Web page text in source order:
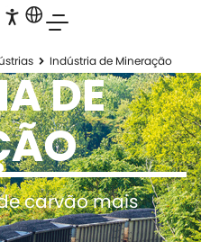
Indústria de Mineração
DE
carvão mais